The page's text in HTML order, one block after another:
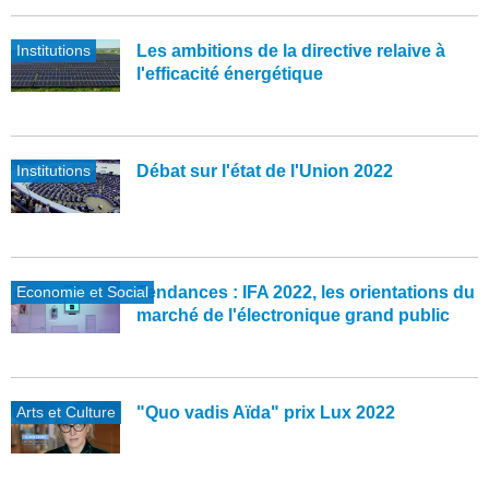
Institutions
Les ambitions de la directive relaive à
l'efficacité énergétique
Institutions Débat sur l'état de l'Union 2022
Economie et SocialTendances : IFA 2022, les orientations du
marché de l'électronique grand public
Arts et Culture "Quo vadis Aïda" prix Lux 2022